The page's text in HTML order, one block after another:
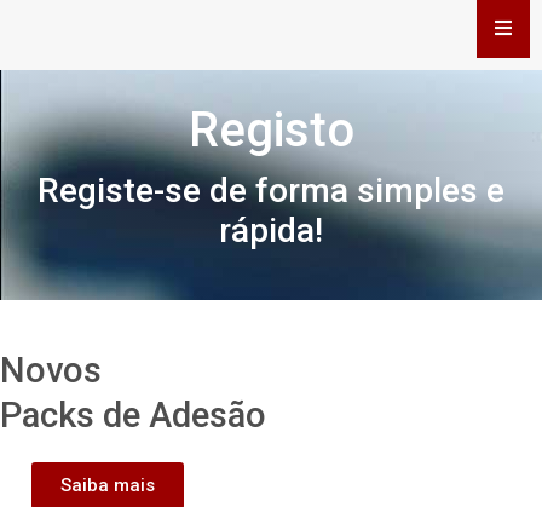
Registo
Registe-se de forma simples e
rápida!
Novos
Packs de Adesão
Saiba mais